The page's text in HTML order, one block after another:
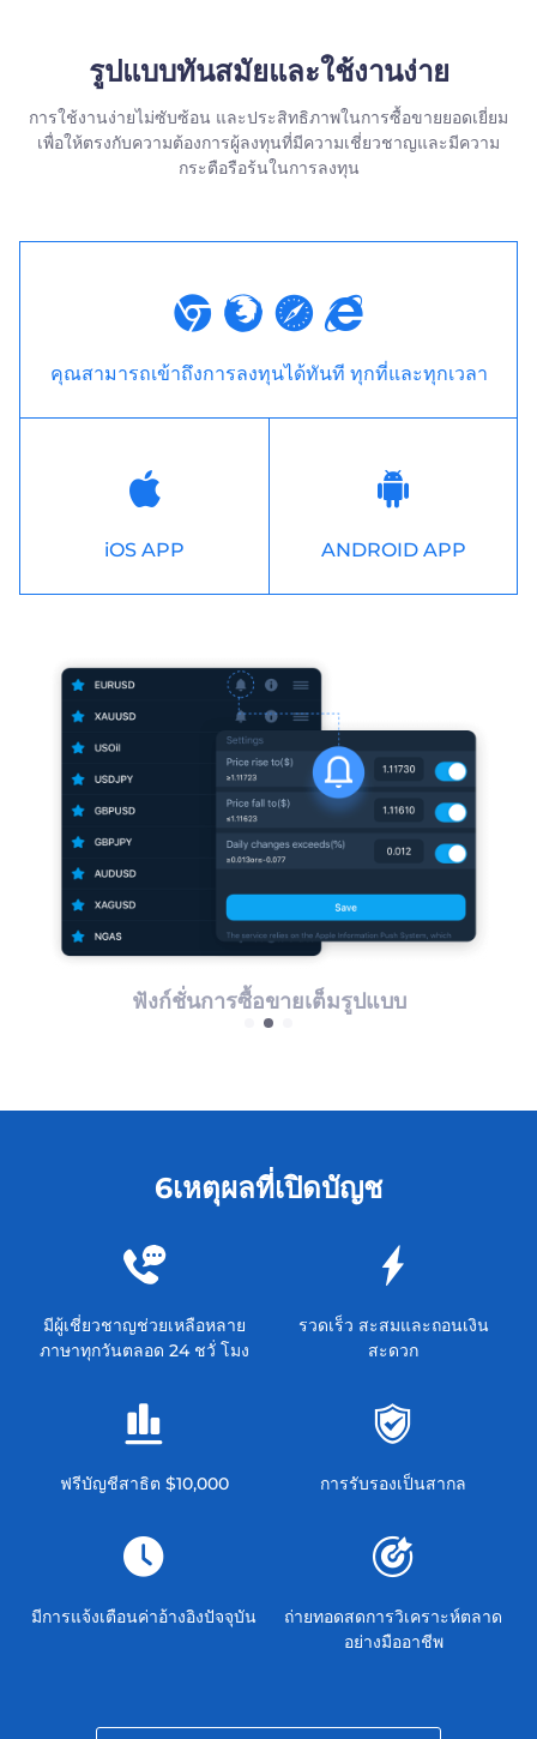
ฟังก์ชั่นการซื้อขายเต็มรูปแบบ
รูปแบบทันสมัยและใช้งานง่าย
การใช้งานง่ายไม่ซับซ้อน และประสิทธิภาพในการซื้อขายยอดเยี่ยม
เพื่อให้ตรงกับความต้องการผู้ลงทุนที่มีความเชี่ยวชาญและมีความ
กระตือรือร้นในการลงทุน
คุณสามารถเข้าถึงการลงทุนได้ทันที ทุกที่และทุกเวลา
iOS APP ANDROID APP
6เหตุผลที่เปิดบัญช
มีผู้เชี่ยวชาญช่วยเหลือหลาย
ภาษาทุกวันตลอด 24 ชวั่ โมง
รวดเร็ว สะสมและถอนเงิน
สะดวก
ฟรีบัญชีสาธิต $10,000 การรับรองเป็นสากล
มีการแจ้งเตือนค่าอ้างอิงปัจจุบัน
ถ่ายทอดสดการวิเคราะห์ตลาด
อย่างมืออาชีพ